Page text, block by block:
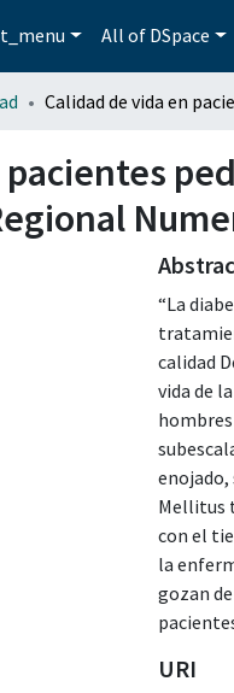
All of DSpace
“La
calidad
vida de
enojado,
Mellitus
con el
la
gozan
URI